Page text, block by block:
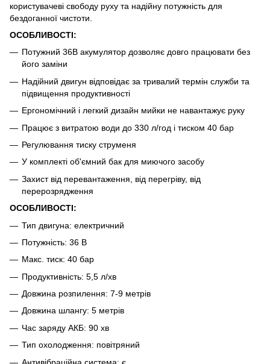
користувачеві свободу руху та надійну потужність для
бездоганної чистоти.
ОСОБЛИВОСТІ:
Потужний 36В акумулятор дозволяє довго працювати без
його заміни
Надійний двигун відповідає за тривалий термін служби та
підвищення продуктивності
Ергономічний і легкий дизайн мийки не навантажує руку
Працює з витратою води до 330 л/год і тиском 40 бар
Регулювання тиску струменя
У комплекті об'ємний бак для миючого засобу
Захист від перевантаження, від перегріву, від
перерозрядження
ОСОБЛИВОСТІ:
Тип двигуна: електричний
Потужність: 36 В
Макс. тиск: 40 бар
Продуктивність: 5,5 л/хв
Довжина розпилення: 7-9 метрів
Довжина шлангу: 5 метрів
Час заряду АКБ: 90 хв
Тип охолодження: повітряний
Антивібраційна система: є